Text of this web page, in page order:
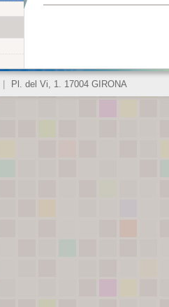
Pl. del Vi, 1. 17004 GIRONA